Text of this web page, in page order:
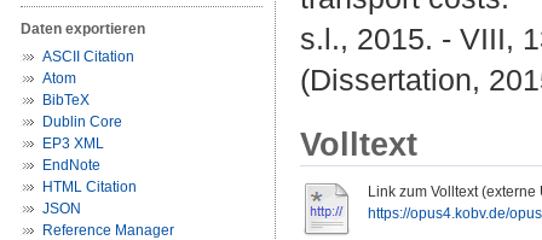
Daten exportieren
ASCII Citation
Atom
BibTeX
Dublin Core
EP3 XML
EndNote
HTML Citation
JSON
Reference Manager
s.l., 2015. - VIII,
(Dissertation,
Volltext
Link zum Volltext (externe
https://opus4.kobv.de/